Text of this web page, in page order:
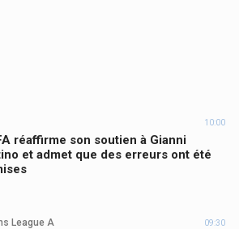
10:00
réaffirme son soutien à Gianni
et admet que des erreurs ont été
League A 09:30